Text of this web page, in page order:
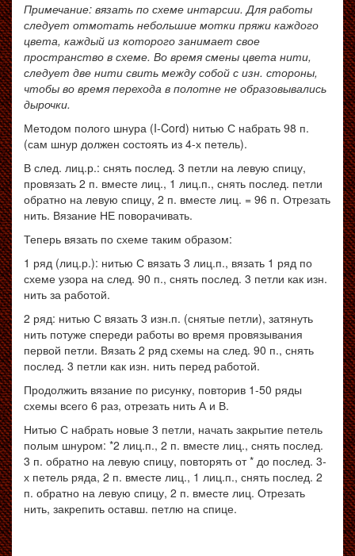
Примечание: вязать по схеме интарсии. Для работы
следует отмотать небольшие мотки пряжи каждого
цвета, каждый из которого занимает свое
пространство в схеме. Во время смены цвета нити,
следует две нити свить между собой с изн. стороны,
чтобы во время перехода в полотне не образовывались
дырочки.
Методом полого шнура (I-Cord) нитью С набрать 98 п.
(сам шнур должен состоять из 4-х петель).
В след. лиц.р.: снять послед. 3 петли на левую спицу,
провязать 2 п. вместе лиц., 1 лиц.п., снять послед. петли
обратно на левую спицу, 2 п. вместе лиц. = 96 п. Отрезать
нить. Вязание НЕ поворачивать.
Теперь вязать по схеме таким образом:
1 ряд (лиц.р.): нитью С вязать 3 лиц.п., вязать 1 ряд по
схеме узора на след. 90 п., снять послед. 3 петли как изн.
нить за работой.
2 ряд: нитью С вязать 3 изн.п. (снятые петли), затянуть
нить потуже спереди работы во время провязывания
первой петли. Вязать 2 ряд схемы на след. 90 п., снять
послед. 3 петли как изн. нить перед работой.
Продолжить вязание по рисунку, повторив 1-50 ряды
схемы всего 6 раз, отрезать нить А и В.
Нитью С набрать новые 3 петли, начать закрытие петель
полым шнуром: *2 лиц.п., 2 п. вместе лиц., снять послед.
3 п. обратно на левую спицу, повторять от * до послед. 3-
х петель ряда, 2 п. вместе лиц., 1 лиц.п., снять послед. 2
п. обратно на левую спицу, 2 п. вместе лиц. Отрезать
нить, закрепить оставш. петлю на спице.